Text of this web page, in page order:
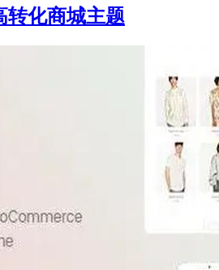
转化商城主题